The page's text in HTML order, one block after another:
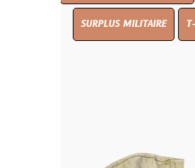
SURPLUS MILITAIRE T-SHIRT/PULL